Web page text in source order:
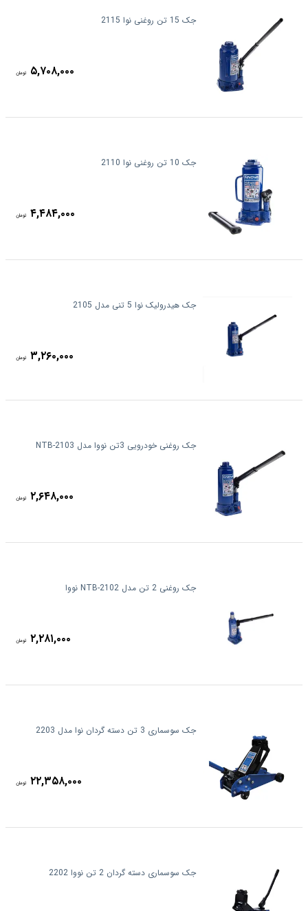
جک 15 تن روغنی نوا 2115
۵,۷۰۸,۰۰۰ تومان
جک 10 تن روغنی نوا 2110
۴,۴۸۴,۰۰۰ تومان
جک هیدرولیک نوا 5 تنی مدل 2105
۳,۲۶۰,۰۰۰ تومان
جک روغنی خودرویی 3تن نووا مدل NTB-2103
۲,۶۴۸,۰۰۰ تومان
جک روغنی 2 تن مدل NTB-2102 نووا
۲,۲۸۱,۰۰۰ تومان
جک سوسماری 3 تن دسته گردان نوا مدل 2203
۲۲,۳۵۸,۰۰۰ تومان
جک سوسماری دسته گردان 2 تن نووا 2202